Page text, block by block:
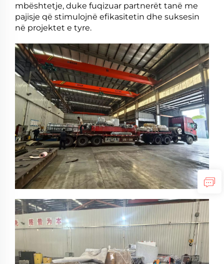
mbështetje, duke fuqizuar partnerët tanë me
pajisje që stimulojnë efikasitetin dhe suksesin
në projektet e tyre.